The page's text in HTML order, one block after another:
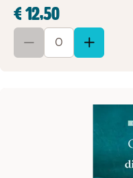
€ 12,50